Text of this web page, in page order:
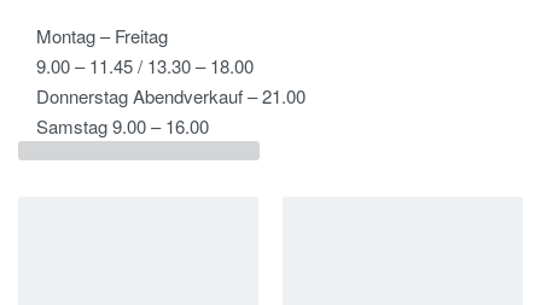
Montag – Freitag
9.00 – 11.45 / 13.30 – 18.00
Donnerstag Abendverkauf – 21.00
Samstag 9.00 – 16.00